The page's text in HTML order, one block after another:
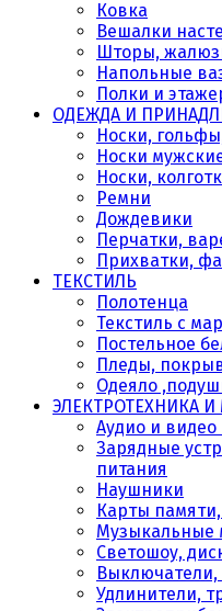
Ковка
Вешалки
Шторы,
Напольные
Полки и
ОДЕЖДА И
Носки,
Носки
Носки,
Ремни
Дождевики
Перчатки,
Прихватки,
ТЕКСТИЛЬ
Полотенца
Текстиль с
Постельное
Пледы,
Одеяло
ЭЛЕКТРОТЕХНИКА
Аудио и
Зарядные
питания
Наушники
Карты
Музыкальные
Светошоу,
Выключатели,
Удлинители,